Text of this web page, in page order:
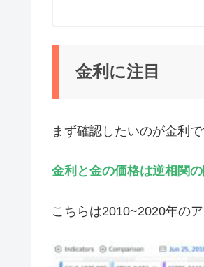
金利に注目
まず確認したいのが金利で
金利と金の価格は逆相関
こちらは2010~2020年の